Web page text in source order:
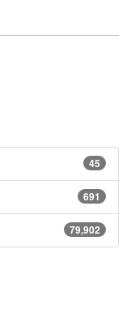
45
691
79,902